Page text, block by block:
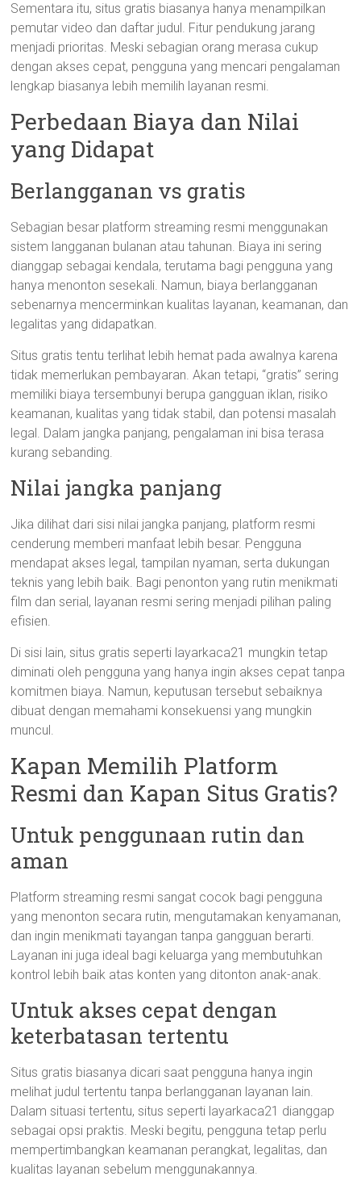
Sementara itu, situs gratis biasanya hanya menampilkan
pemutar video dan daftar judul. Fitur pendukung jarang
menjadi prioritas. Meski sebagian orang merasa cukup
dengan akses cepat, pengguna yang mencari pengalaman
lengkap biasanya lebih memilih layanan resmi.
Perbedaan Biaya dan Nilai
yang Didapat
Berlangganan vs gratis
Sebagian besar platform streaming resmi menggunakan
sistem langganan bulanan atau tahunan. Biaya ini sering
dianggap sebagai kendala, terutama bagi pengguna yang
hanya menonton sesekali. Namun, biaya berlangganan
sebenarnya mencerminkan kualitas layanan, keamanan, dan
legalitas yang didapatkan.
Situs gratis tentu terlihat lebih hemat pada awalnya karena
tidak memerlukan pembayaran. Akan tetapi, “gratis” sering
memiliki biaya tersembunyi berupa gangguan iklan, risiko
keamanan, kualitas yang tidak stabil, dan potensi masalah
legal. Dalam jangka panjang, pengalaman ini bisa terasa
kurang sebanding.
Nilai jangka panjang
Jika dilihat dari sisi nilai jangka panjang, platform resmi
cenderung memberi manfaat lebih besar. Pengguna
mendapat akses legal, tampilan nyaman, serta dukungan
teknis yang lebih baik. Bagi penonton yang rutin menikmati
film dan serial, layanan resmi sering menjadi pilihan paling
efisien.
Di sisi lain, situs gratis seperti layarkaca21 mungkin tetap
diminati oleh pengguna yang hanya ingin akses cepat tanpa
komitmen biaya. Namun, keputusan tersebut sebaiknya
dibuat dengan memahami konsekuensi yang mungkin
muncul.
Kapan Memilih Platform
Resmi dan Kapan Situs Gratis?
Untuk penggunaan rutin dan
aman
Platform streaming resmi sangat cocok bagi pengguna
yang menonton secara rutin, mengutamakan kenyamanan,
dan ingin menikmati tayangan tanpa gangguan berarti.
Layanan ini juga ideal bagi keluarga yang membutuhkan
kontrol lebih baik atas konten yang ditonton anak-anak.
Untuk akses cepat dengan
keterbatasan tertentu
Situs gratis biasanya dicari saat pengguna hanya ingin
melihat judul tertentu tanpa berlangganan layanan lain.
Dalam situasi tertentu, situs seperti layarkaca21 dianggap
sebagai opsi praktis. Meski begitu, pengguna tetap perlu
mempertimbangkan keamanan perangkat, legalitas, dan
kualitas layanan sebelum menggunakannya.